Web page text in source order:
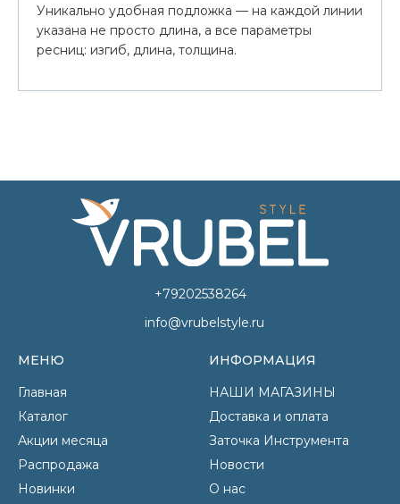
Уникально удобная подложка — на каждой линии
указана не просто длина, а все параметры
ресниц: изгиб, длина, толщина.
+79202538264
info@vrubelstyle.ru
МЕНЮ
Главная
Каталог
Акции месяца
Распродажа
Новинки
ИНФОРМАЦИЯ
НАШИ МАГАЗИНЫ
Доставка и оплата
Заточка Инструмента
Новости
О нас